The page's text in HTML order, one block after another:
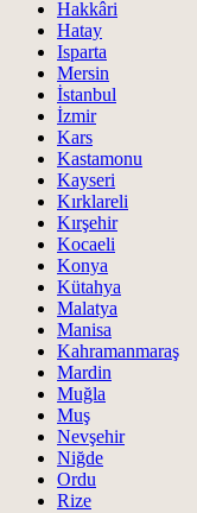
Hakkâri
Hatay
Isparta
Mersin
İstanbul
İzmir
Kars
Kastamonu
Kayseri
Kırklareli
Kırşehir
Kocaeli
Konya
Kütahya
Malatya
Manisa
Kahramanmaraş
Mardin
Muğla
Muş
Nevşehir
Niğde
Ordu
Rize